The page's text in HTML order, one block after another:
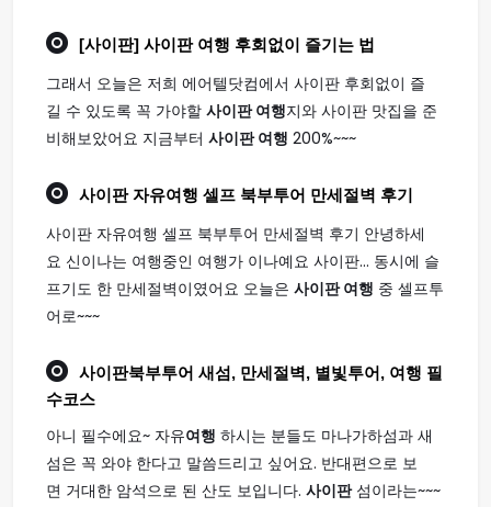
[사이판] 사이판 여행 후회없이 즐기는 법
그래서 오늘은 저희 에어텔닷컴에서 사이판 후회없이 즐
길 수 있도록 꼭 가야할 사이판 여행지와 사이판 맛집을 준
비해보았어요 지금부터 사이판 여행 200%~~~
사이판자유여행 셀프 북부투어 만세절벽 후기
사이판 자유여행 셀프 북부투어 만세절벽 후기 안녕하세
요 신이나는 여행중인 여행가 이나예요 사이판... 동시에 슬
프기도 한 만세절벽이였어요 오늘은 사이판 여행 중 셀프투
어로~~~
사이판북부투어 새섬, 만세절벽, 별빛투어, 여행 필
수코스
아니 필수에요~ 자유여행 하시는 분들도 마나가하섬과 새
섬은 꼭 와야 한다고 말씀드리고 싶어요. 반대편으로 보
면 거대한 암석으로 된 산도 보입니다. 사이판섬이라는~~~